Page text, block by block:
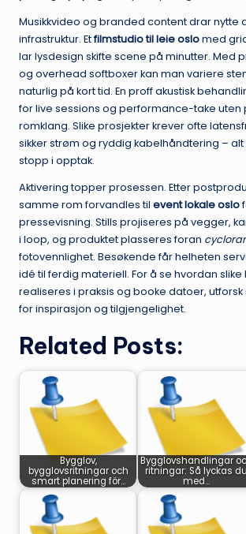
Musikkvideo og branded content drar nytte
infrastruktur. Etfilmstudio til leie oslomed
lar lysdesign skifte scene på minutter. Med
og overhead softboxer kan man variere
naturlig på kort tid. En proff akustisk
for live sessions og performance-take uten
romklang. Slike prosjekter krever ofte
sikker strøm og ryddig kabelhåndtering –
stopp i opptak.
Aktivering topper prosessen. Etter
samme rom forvandles til event lokale oslo
pressevisning. Stills projiseres på vegger,
i loop, og produktet plasseres foran
fotovennlighet. Besøkende får helheten
idé til ferdig materiell. For å se hvordan
realiseres i praksis og booke datoer, utforsk
for inspirasjon og tilgjengelighet.
Related Posts:
Bygglov,
bygglovsritningar och
smart planering för…
Bygglovshandlingar
ritningar: Så lyckas du
med…